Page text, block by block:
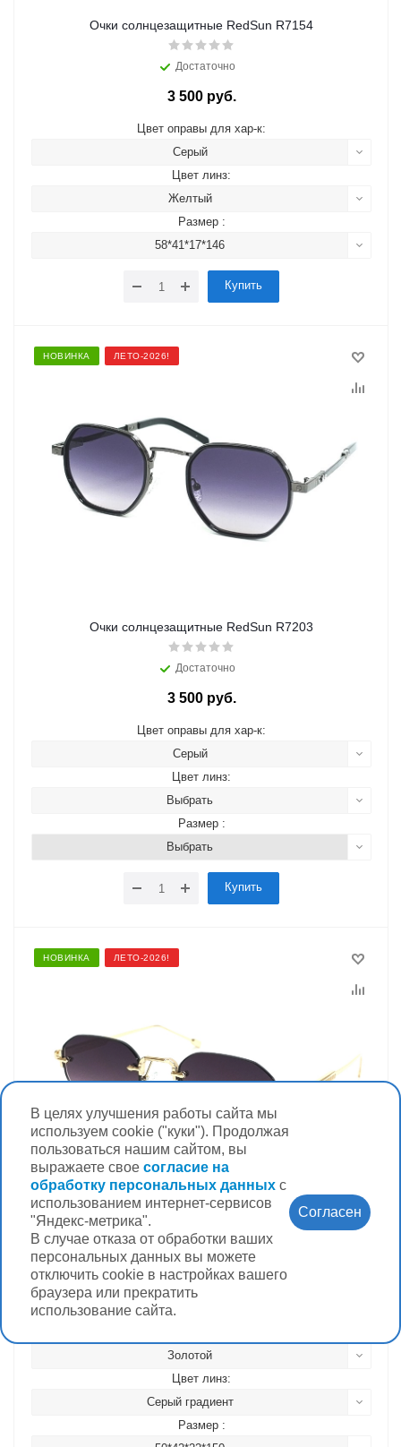
В целях улучшения работы сайта мы
используем cookie ("куки"). Продолжая
пользоваться нашим сайтом, вы
выражаете свое согласие на
обработку персональных данных с
использованием интернет-сервисов
"Яндекс-метрика".
В случае отказа от обработки ваших
персональных данных вы можете
отключить cookie в настройках вашего
браузера или прекратить
использование сайта.
Согласен
Очки солнцезащитные RedSun R7154
Достаточно
3 500 руб.
Цвет оправы для хар-к:
Серый
Цвет линз:
Желтый
Размер :
58*41*17*146
Купить
НОВИНКА ЛЕТО-2026!
Очки солнцезащитные RedSun R7203
Достаточно
3 500 руб.
Цвет оправы для хар-к:
Серый
Цвет линз:
Выбрать
Размер :
Выбрать
Купить
НОВИНКА ЛЕТО-2026!
Очки солнцезащитные RedSun R7182
Достаточно
3 500 руб.
Золотой
Цвет линз:
Серый градиент
Размер :